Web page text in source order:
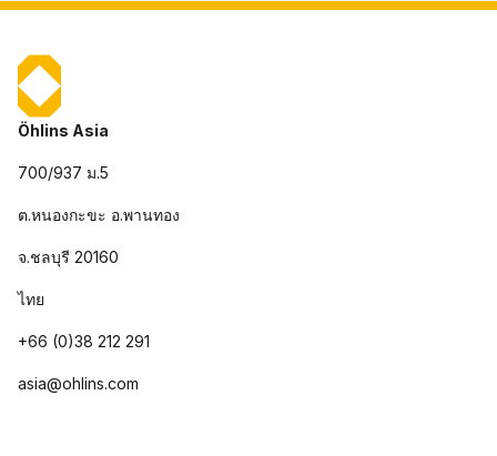
Öhlins Asia
700/937 ม.5
ต.หนองกะขะ อ.พานทอง
จ.ชลบุรี 20160
ไทย
+66 (0)38 212 291
asia@ohlins.com